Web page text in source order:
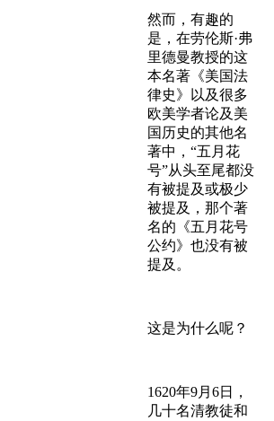
然而，有趣的
是，在劳伦斯·弗
里德曼教授的这
本名著《美国法
律史》以及很多
欧美学者论及美
国历史的其他名
著中，“五月花
号”从头至尾都没
有被提及或极少
被提及，那个著
名的《五月花号
公约》也没有被
提及。
这是为什么呢？
1620年9月6日，
几十名清教徒和